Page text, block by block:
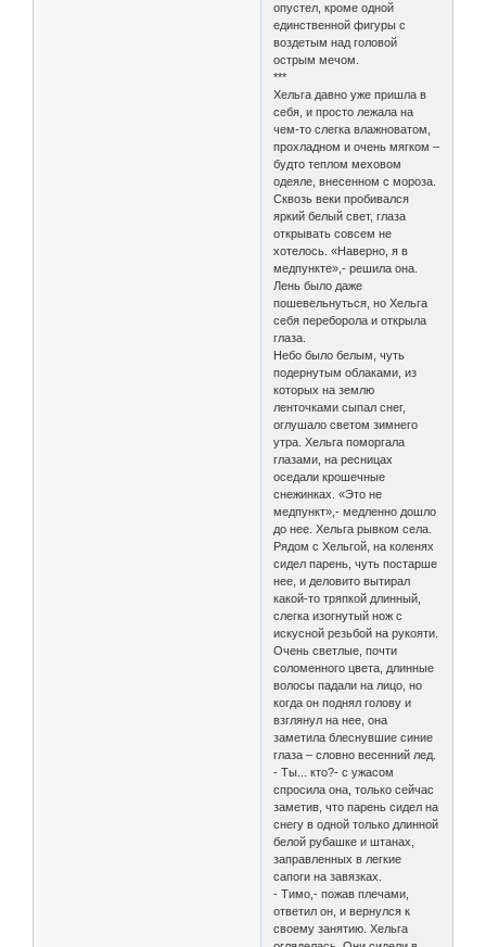
опустел, кроме одной
единственной фигуры с
воздетым над головой
острым мечом.
***
Хельга давно уже пришла в
себя, и просто лежала на
чем-то слегка влажноватом,
прохладном и очень мягком –
будто теплом меховом
одеяле, внесенном с мороза.
Сквозь веки пробивался
яркий белый свет, глаза
открывать совсем не
хотелось. «Наверно, я в
медпункте»,- решила она.
Лень было даже
пошевельнуться, но Хельга
себя переборола и открыла
глаза.
Небо было белым, чуть
подернутым облаками, из
которых на землю
ленточками сыпал снег,
оглушало светом зимнего
утра. Хельга поморгала
глазами, на ресницах
оседали крошечные
снежинках. «Это не
медпункт»,- медленно дошло
до нее. Хельга рывком села.
Рядом с Хельгой, на коленях
сидел парень, чуть постарше
нее, и деловито вытирал
какой-то тряпкой длинный,
слегка изогнутый нож с
искусной резьбой на рукояти.
Очень светлые, почти
соломенного цвета, длинные
волосы падали на лицо, но
когда он поднял голову и
взглянул на нее, она
заметила блеснувшие синие
глаза – словно весенний лед.
- Ты... кто?- с ужасом
спросила она, только сейчас
заметив, что парень сидел на
снегу в одной только длинной
белой рубашке и штанах,
заправленных в легкие
сапоги на завязках.
- Тимо,- пожав плечами,
ответил он, и вернулся к
своему занятию. Хельга